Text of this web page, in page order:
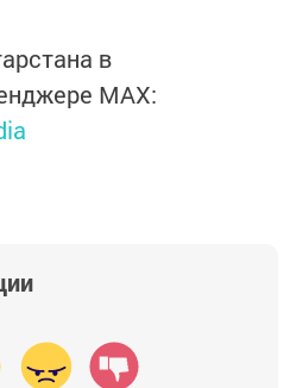
в
MАХ: